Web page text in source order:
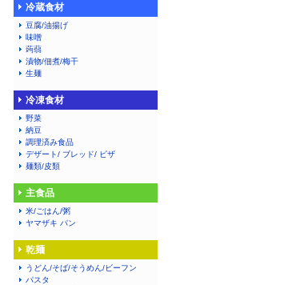
冷蔵食材
豆腐/油揚げ
味噌
蒟蒻
漬物/佃煮/梅干
生麺
冷凍食材
野菜
納豆
調理済み食品
デザート/ ブレッド/ ピザ
麺類/皮類
主食品
米/ごはん/粥
ヤマザキ パン
乾麺
うどん/そば/そうめん/ビーフン
パスタ